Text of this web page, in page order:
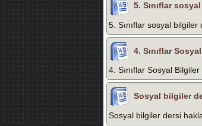
5. Sınıflar
5. Sınıflar sosyal bilgiler
4. Sınıflar
4. Sınıflar Sosyal
Sosyal bilgiler
Sosyal bilgiler dersi